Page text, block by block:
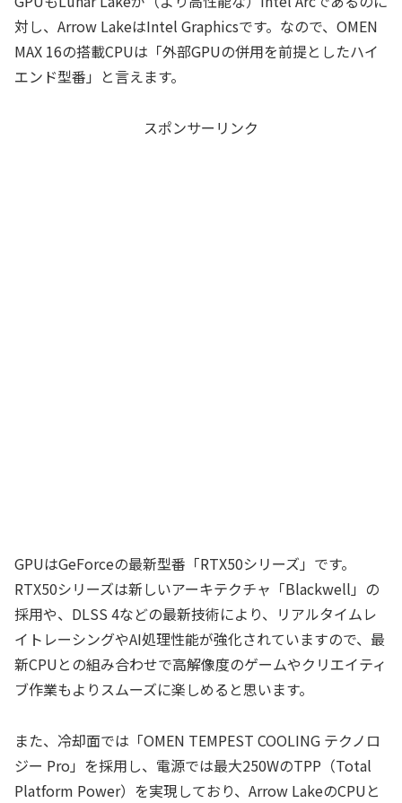
対し、Arrow LakeはIntel Graphicsです。なので、OMEN
MAX 16の搭載CPUは「外部GPUの併用を前提としたハイ
エンド型番」と言えます。
スポンサーリンク
GPUはGeForceの最新型番「RTX50シリーズ」です。
RTX50シリーズは新しいアーキテクチャ「Blackwell」の
採用や、DLSS 4などの最新技術により、リアルタイムレ
イトレーシングやAI処理性能が強化されていますので、最
新CPUとの組み合わせで高解像度のゲームやクリエイティ
ブ作業もよりスムーズに楽しめると思います。
また、冷却面では「OMEN TEMPEST COOLING テクノロ
ジー Pro」を採用し、電源では最大250WのTPP（Total
Platform Power）を実現しており、Arrow LakeのCPUと